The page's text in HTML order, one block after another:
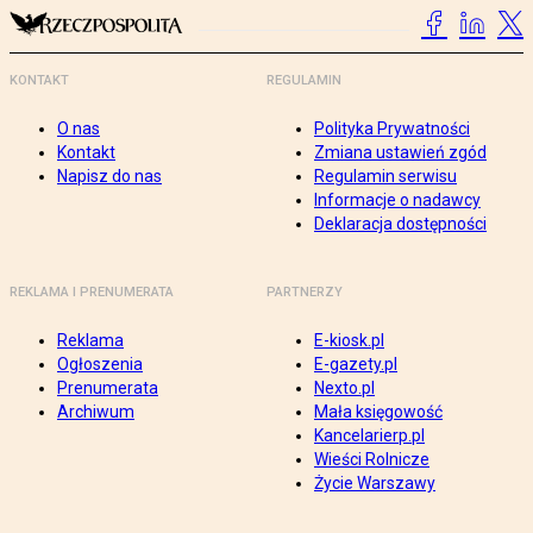
KONTAKT
O nas
Kontakt
Napisz do nas
REGULAMIN
Polityka Prywatności
Zmiana ustawień zgód
Regulamin serwisu
Informacje o nadawcy
Deklaracja dostępności
REKLAMA I PRENUMERATA
Reklama
Ogłoszenia
Prenumerata
Archiwum
PARTNERZY
E-kiosk.pl
E-gazety.pl
Nexto.pl
Mała księgowość
Kancelarierp.pl
Wieści Rolnicze
Życie Warszawy